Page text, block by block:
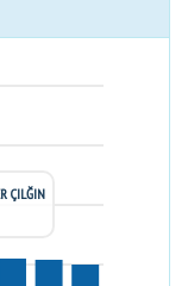
ÇILĞIN